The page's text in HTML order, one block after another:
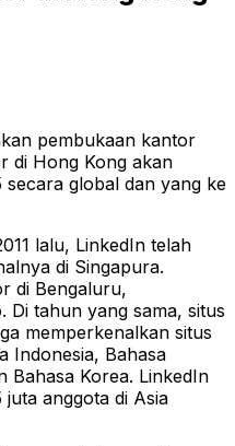
pembukaan kantor
di Hong Kong akan
secara global dan yang ke
lalu, LinkedIn telah
di Singapura.
di Bengaluru,
tahun yang sama, situs
memperkenalkan situs
Indonesia, Bahasa
Bahasa Korea. LinkedIn
anggota di Asia